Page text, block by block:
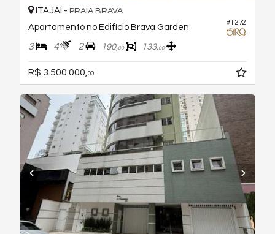
#1.272
ITAJAÍ - PRAIA BRAVA
Apartamento no Edifício Brava Garden
3 4 2 190,00 133,00
R$ 3.500.000,00